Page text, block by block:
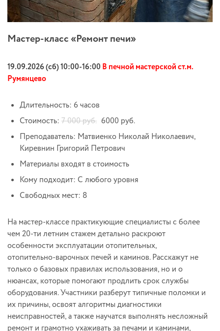
Мастер-класс «Ремонт печи»
19.09.2026 (сб) 10:00-16:00 В печной мастерской ст.м.
Румянцево
Длительность: 6 часов
Стоимость: 7 000 руб. 6000 руб.
Преподаватель: Матвиенко Николай Николаевич,
Киревнин Григорий Петрович
Материалы входят в стоимость
Кому подходит: С любого уровня
Свободных мест: 8
На мастер‑классе практикующие специалисты с более
чем 20-ти летним стажем детально раскроют
особенности эксплуатации отопительных,
отопительно‑варочных печей и каминов. Расскажут не
только о базовых правилах использования, но и о
нюансах, которые помогают продлить срок службы
оборудования. Участники разберут типичные поломки и
их причины, освоят алгоритмы диагностики
неисправностей, а также научатся выполнять несложный
ремонт и грамотно ухаживать за печами и каминами,